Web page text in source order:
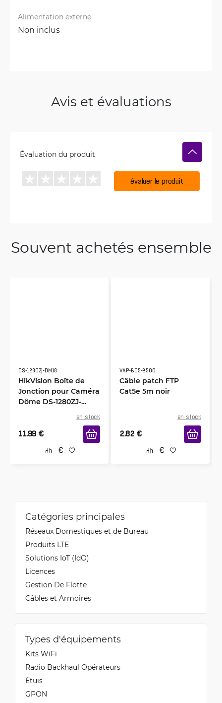
Alimentation externe
Non inclus
Avis et évaluations
Évaluation du produit
évaluer le produit
Souvent achetés ensemble
DS-1280ZJ-DM18
HikVision Boîte de
Jonction pour Caméra
Dôme DS-1280ZJ-
en stock
11.99 €
VAP-B05-B500
Câble patch FTP
Cat5e 5m noir
en stock
2.82 €
Catégories principales
Réseaux Domestiques et de Bureau
Produits LTE
Solutions IoT (IdO)
Licences
Gestion De Flotte
Câbles et Armoires
Types d'équipements
Kits WiFi
Radio Backhaul Opérateurs
Étuis
GPON